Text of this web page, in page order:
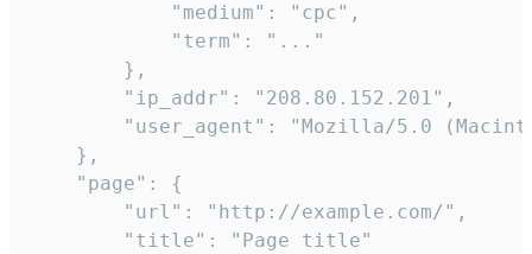
            "medium": "cpc",
            "term": "..."
        },
        "ip_addr": "208.80.152.201",
"user_agent": "Mozilla/5.0
    },
    "page": {
        "url": "http://example.com/",
        "title": "Page title"